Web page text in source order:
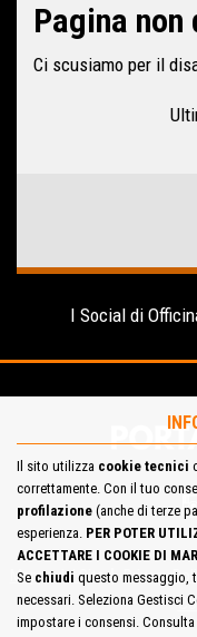
Pagina
Ci scusiamo per il
I Social di
Mappa del Sito Privacy
Il sito utilizza cookie tecnici
correttamente. Con il tuo
profilazione (anche di terze
esperienza. PER POTER
ACCETTARE I COOKIE DI
Se chiudi questo messaggio,
necessari. Seleziona Gestisci
impostare i consensi. Consulta